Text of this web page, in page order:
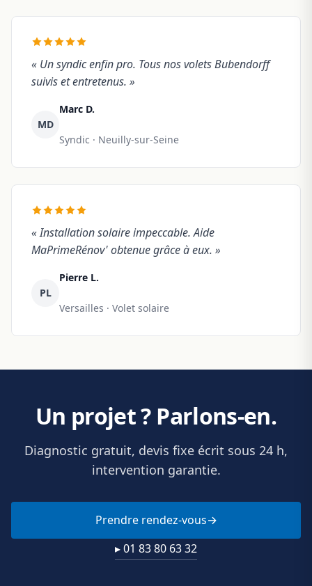
« Un syndic enfin pro. Tous nos volets Bubendorff
suivis et entretenus. »
MD
Marc D.
Syndic · Neuilly-sur-Seine
« Installation solaire impeccable. Aide
MaPrimeRénov' obtenue grâce à eux. »
PL
Pierre L.
Versailles · Volet solaire
Un projet ? Parlons-en.
Diagnostic gratuit, devis fixe écrit sous 24 h,
intervention garantie.
Prendre rendez-vous
▸ 01 83 80 63 32